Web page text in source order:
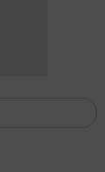
décrassage